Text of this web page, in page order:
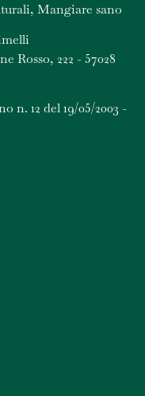
Mangiare sano
Rosso, 222 - 57028
12 del 19/05/2003 -